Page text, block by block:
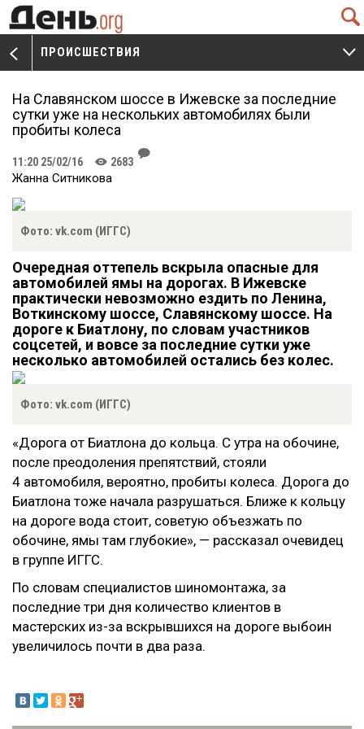
Q
V
ПРОИСШЕСТВИЯ
W
На Славянском шоссе в Ижевске за последние
сутки уже на нескольких автомобилях были
пробиты колеса
11:20 25/02/16 K 2683
J
Жанна Ситникова
Фото: vk.com (ИГГС)
Очередная оттепель вскрыла опасные для
автомобилей ямы на дорогах. В Ижевске
практически невозможно ездить по Ленина,
Воткинскому шоссе, Славянскому шоссе. На
дороге к Биатлону, по словам участников
соцсетей, и вовсе за последние сутки уже
несколько автомобилей остались без колес.
Фото: vk.com (ИГГС)
«Дорога от Биатлона до кольца. С утра на обочине,
после преодоления препятствий, стояли
4 автомобиля, вероятно, пробиты колеса. Дорога до
Биатлона тоже начала разрушаться. Ближе к кольцу
на дороге вода стоит, советую объезжать по
обочине, ямы там глубокие», — рассказал очевидец
в группе ИГГС.
По словам специалистов шиномонтажа, за
последние три дня количество клиентов в
мастерских из-за вскрывшихся на дороге выбоин
увеличилось почти в два раза.